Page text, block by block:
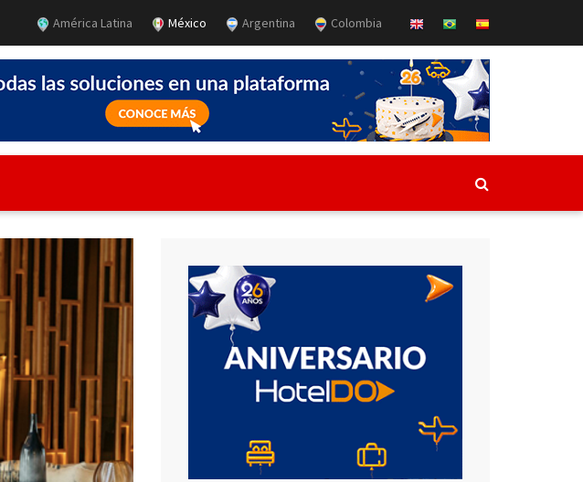
América Latina México Argentina Colombia